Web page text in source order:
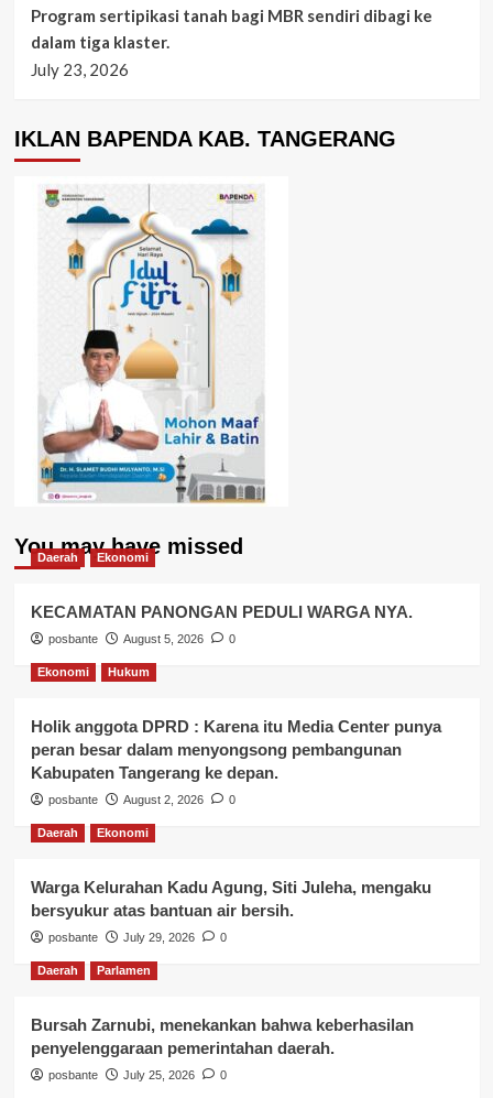
Program sertipikasi tanah bagi MBR sendiri dibagi ke
dalam tiga klaster.
July 23, 2026
IKLAN BAPENDA KAB. TANGERANG
You may have missed
Daerah Ekonomi
KECAMATAN PANONGAN PEDULI WARGA NYA.
posbante August 5, 2026 0
Ekonomi Hukum
Holik anggota DPRD : Karena itu Media Center punya
peran besar dalam menyongsong pembangunan
Kabupaten Tangerang ke depan.
posbante August 2, 2026 0
Daerah Ekonomi
Warga Kelurahan Kadu Agung, Siti Juleha, mengaku
bersyukur atas bantuan air bersih.
posbante July 29, 2026 0
Daerah Parlamen
Bursah Zarnubi, menekankan bahwa keberhasilan
penyelenggaraan pemerintahan daerah.
posbante July 25, 2026 0